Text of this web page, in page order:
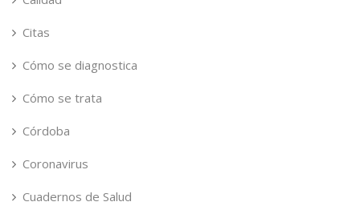
Citas
Cómo se diagnostica
Cómo se trata
Córdoba
Coronavirus
Cuadernos de Salud